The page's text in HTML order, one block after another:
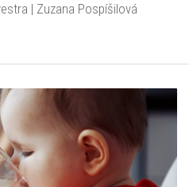
| Zuzana Pospíšilová